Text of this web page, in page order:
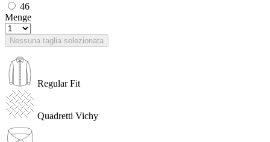
46
Menge
Nessuna taglia selezionata
Regular Fit
Quadretti Vichy